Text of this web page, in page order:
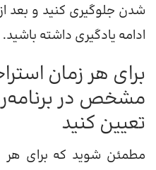
شدن جلوگیری کنید و بعد
ادامه یادگیری داشته باشید.
برای هر زمان
مشخص در
تعیین کنید
مطمئن شوید که برای